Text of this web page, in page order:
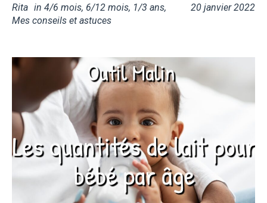
20 janvier 2022
Rita in 4/6 mois, 6/12 mois, 1/3 ans,
Mes conseils et astuces